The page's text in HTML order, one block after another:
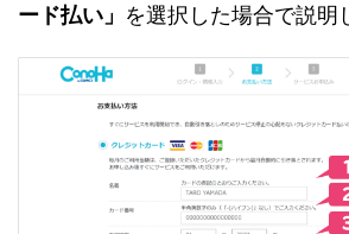
ード払い」 を選択した場合で説明